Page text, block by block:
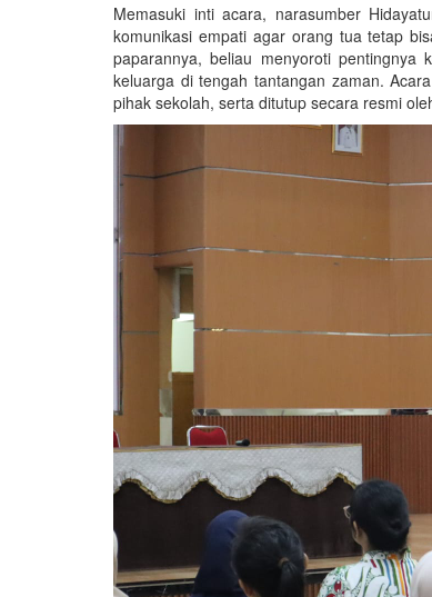
Memasuki inti acara, narasumber
komunikasi empati agar orang tua tetap
paparannya, beliau menyoroti pentingnya
keluarga di tengah tantangan zaman.
pihak sekolah, serta ditutup secara resmi